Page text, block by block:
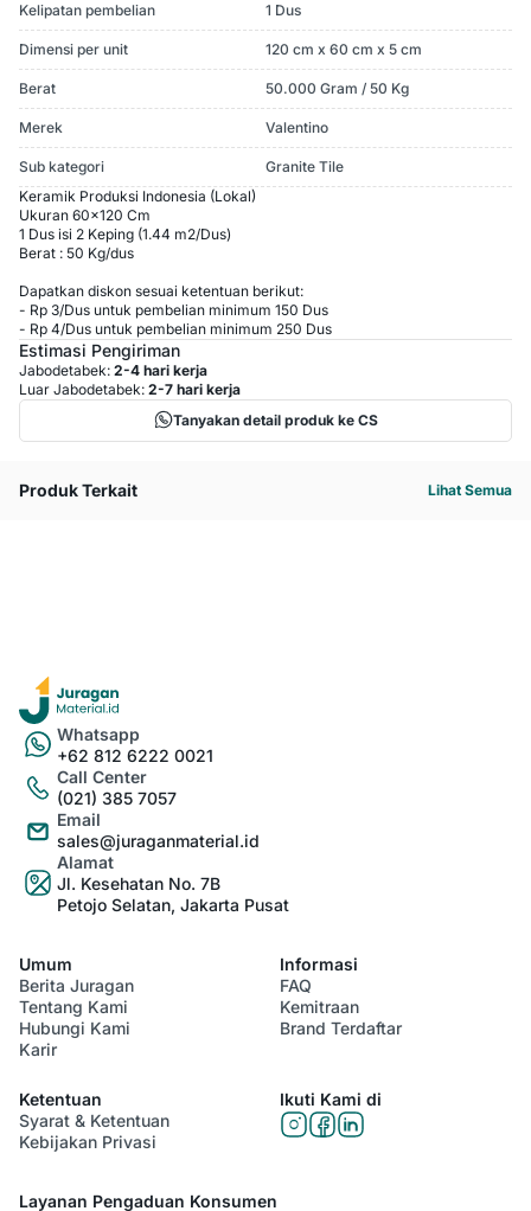
Kelipatan pembelian 1 Dus
Dimensi per unit 120 cm x 60 cm x 5 cm
Berat 50.000 Gram / 50 Kg
Merek Valentino
Sub kategori
Granite Tile
Keramik Produksi Indonesia (Lokal)
Ukuran 60x120 Cm
1 Dus isi 2 Keping (1.44 m2/Dus)
Berat : 50 Kg/dus
Dapatkan diskon sesuai ketentuan berikut:
- Rp 3/Dus untuk pembelian minimum 150 Dus
- Rp 4/Dus untuk pembelian minimum 250 Dus
Estimasi Pengiriman
Jabodetabek: 2-4 hari kerja
Luar Jabodetabek: 2-7 hari kerja
Tanyakan detail produk ke CS
Produk Terkait Lihat Semua
Whatsapp
+62 812 6222 0021
Call Center
(021) 385 7057
Email
sales@juraganmaterial.id
Alamat
Jl. Kesehatan No. 7B
Petojo Selatan, Jakarta Pusat
Umum
Berita Juragan
Tentang Kami
Hubungi Kami
Karir
Informasi
FAQ
Kemitraan
Brand Terdaftar
Ketentuan
Syarat & Ketentuan
Kebijakan Privasi
Ikuti Kami di
Layanan Pengaduan Konsumen